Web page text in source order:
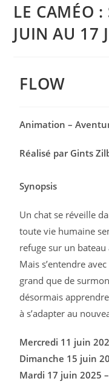
LE CAMÉO
JUIN AU 17
FLOW
Animation –
Réalisé par Gints
Synopsis
Un chat se réveille
toute vie humaine
refuge sur un bateau
Mais s’entendre
grand que de
désormais
à s’adapter au
Mercredi 11 juin
Dimanche 15 juin
Mardi 17 juin 2025